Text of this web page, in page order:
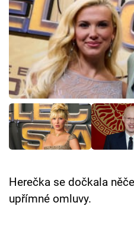
Seriály
Hry
Cool Esport
Pořady
TV Program
Herečka se dočkala
upřímné omluvy.